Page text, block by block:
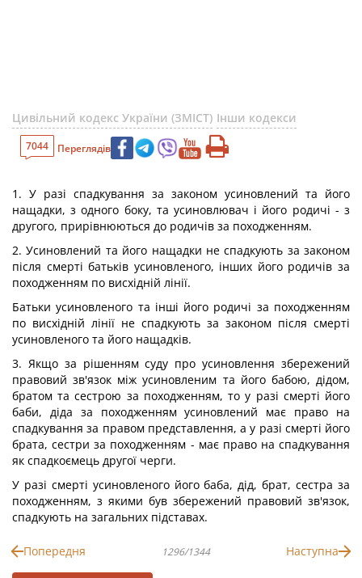
Цивільний кодекс України (ЗМІСТ) Інши кодекси
7044 Переглядів
1. У разі спадкування за законом усиновлений та його
нащадки, з одного боку, та усиновлювач і його родичі - з
другого, прирівнюються до родичів за походженням.
2. Усиновлений та його нащадки не спадкують за законом
після смерті батьків усиновленого, інших його родичів за
походженням по висхідній лінії.
Батьки усиновленого та інші його родичі за походженням
по висхідній лінії не спадкують за законом після смерті
усиновленого та його нащадків.
3. Якщо за рішенням суду про усиновлення збережений
правовий зв'язок між усиновленим та його бабою, дідом,
братом та сестрою за походженням, то у разі смерті його
баби, діда за походженням усиновлений має право на
спадкування за правом представлення, а у разі смерті його
брата, сестри за походженням - має право на спадкування
як спадкоємець другої черги.
У разі смерті усиновленого його баба, дід, брат, сестра за
походженням, з якими був збережений правовий зв'язок,
спадкують на загальних підставах.
Попередня 1296/1344 Наступна